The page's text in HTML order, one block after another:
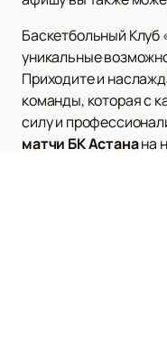
Баскетбольный Клуб
уникальные
Приходите и
команды, которая с
силу и
матчи БК Астанана